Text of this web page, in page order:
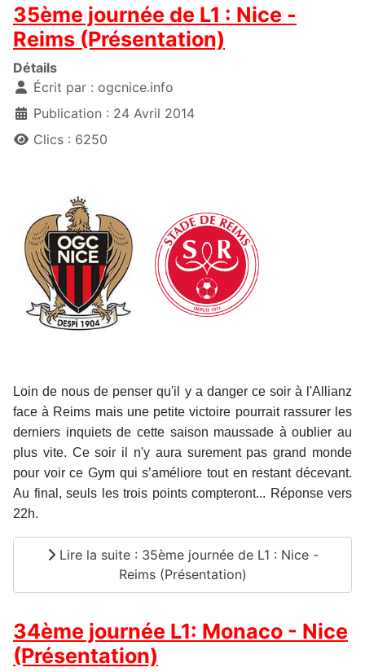
35ème journée de L1 : Nice -
Reims (Présentation)
Détails
Écrit par : ogcnice.info
Publication : 24 Avril 2014
Clics : 6250
Loin de nous de penser qu'il y a danger ce soir à l'Allianz
face à Reims mais une petite victoire pourrait rassurer les
derniers inquiets de cette saison maussade à oublier au
plus vite. Ce soir il n'y aura surement pas grand monde
pour voir ce Gym qui s’améliore tout en restant décevant.
Au final, seuls les trois points compteront... Réponse vers
22h.
Lire la suite : 35ème journée de L1 : Nice -
Reims (Présentation)
34ème journée L1: Monaco - Nice
(Présentation)